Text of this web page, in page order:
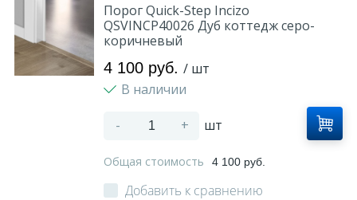
Порог Quick-Step Incizo
QSVINCP40026 Дуб коттедж серо-
коричневый
4 100 руб. / шт
В наличии
- + шт
Общая стоимость 4 100 руб.
Добавить к сравнению